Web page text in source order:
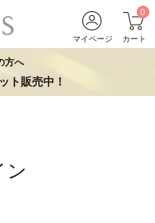
マイページ
0
カート
方へ
ト販売中！
ン